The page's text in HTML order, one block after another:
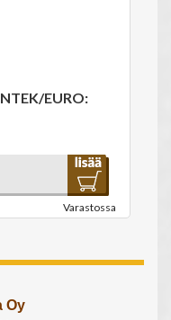
EURO:
Varastossa
Oy